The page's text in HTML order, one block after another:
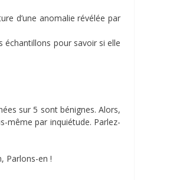
d’une anomalie révélée par
pour savoir si elle
sur 5 sont bénignes. Alors,
même par inquiétude. Parlez-
Parlons-en !